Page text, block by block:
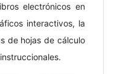
electrónicos en
interactivos, la
de hojas de cálculo